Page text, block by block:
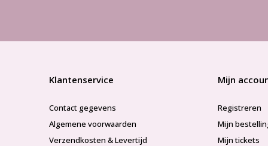
Klantenservice
Contact gegevens
Algemene voorwaarden
Verzendkosten & Levertijd
Mijn
Registreren
Mijn
Mijn tickets